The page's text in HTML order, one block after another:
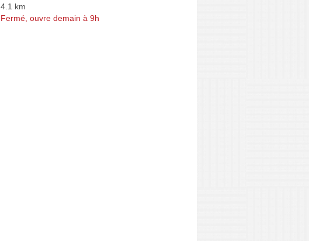
4.1 km
Fermé, ouvre demain à 9h